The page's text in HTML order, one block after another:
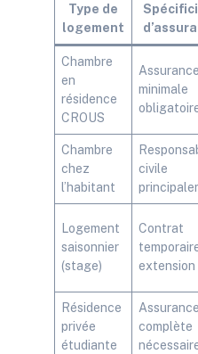
Type de
logement
Chambre
en
résidence
CROUS
Assurance
minimale
Chambre
chez
l’habitant
civile
Logement
saisonnier
(stage)
Contrat
extension
Résidence
privée
étudiante
Assurance
complète